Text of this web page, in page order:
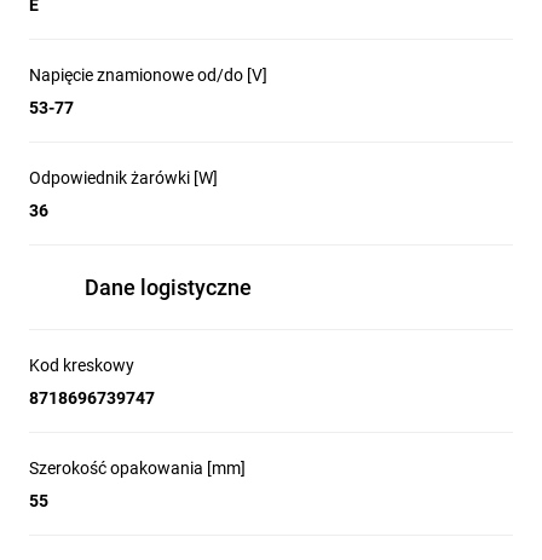
E
Napięcie znamionowe od/do [V]
53-77
Odpowiednik żarówki [W]
36
Dane logistyczne
Kod kreskowy
8718696739747
Szerokość opakowania [mm]
55